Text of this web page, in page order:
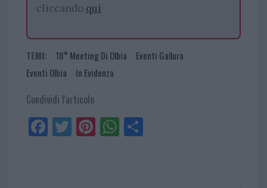
cliccando qui
TEMI: 18° Meeting Di Olbia
Eventi Gallura
Eventi Olbia
In Evidenza
Condividi l'articolo
Fa
ce
Tw
itt
Pi
nt
W
ha
Sh